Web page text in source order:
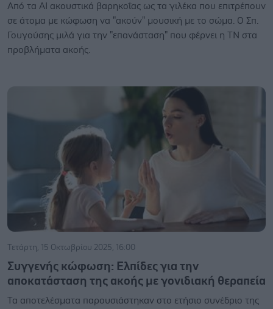
Από τα ΑΙ ακουστικά βαρηκοΐας ως τα γιλέκα που επιτρέπουν
σε άτομα με κώφωση να "ακούν" μουσική με το σώμα. Ο Σπ.
Γουγούσης μιλά για την "επανάσταση" που φέρνει η ΤΝ στα
προβλήματα ακοής.
Τετάρτη, 15 Οκτωβρίου 2025, 16:00
Συγγενής κώφωση: Ελπίδες για την
αποκατάσταση της ακοής με γονιδιακή θεραπεία
Τα αποτελέσματα παρουσιάστηκαν στο ετήσιο συνέδριο της